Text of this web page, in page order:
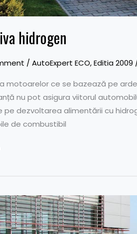
hidrogen
/AutoExpert ECO,Editia 2009
motoarelor ce se bazează pe
nu pot asigura viitorul
pe dezvoltarea alimentării cu
de combustibil